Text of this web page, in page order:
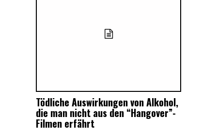
Tödliche Auswirkungen von Alkohol,
die man nicht aus den “Hangover”-
Filmen erfährt